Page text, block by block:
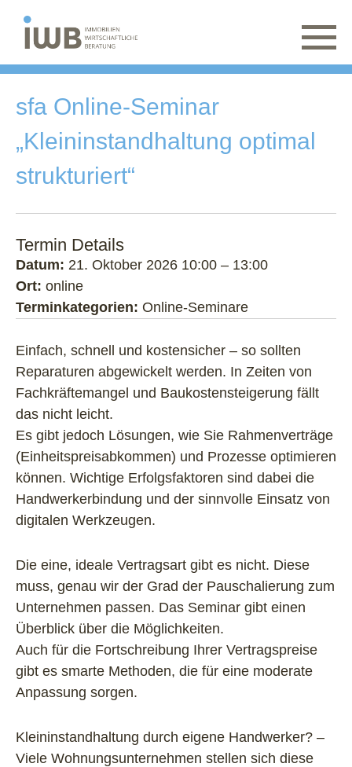
sfa Online-Seminar
„Kleininstandhaltung optimal
strukturiert“
Termin Details
Datum: 21. Oktober 2026 10:00 – 13:00
Ort: online
Terminkategorien: Online-Seminare
Einfach, schnell und kostensicher – so sollten
Reparaturen abgewickelt werden. In Zeiten von
Fachkräftemangel und Baukostensteigerung fällt
das nicht leicht.
Es gibt jedoch Lösungen, wie Sie Rahmenverträge
(Einheitspreisabkommen) und Prozesse optimieren
können. Wichtige Erfolgsfaktoren sind dabei die
Handwerkerbindung und der sinnvolle Einsatz von
digitalen Werkzeugen.
Die eine, ideale Vertragsart gibt es nicht. Diese
muss, genau wir der Grad der Pauschalierung zum
Unternehmen passen. Das Seminar gibt einen
Überblick über die Möglichkeiten.
Auch für die Fortschreibung Ihrer Vertragspreise
gibt es smarte Methoden, die für eine moderate
Anpassung sorgen.
Kleininstandhaltung durch eigene Handwerker? –
Viele Wohnungsunternehmen stellen sich diese